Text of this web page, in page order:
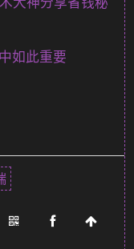
如此重要